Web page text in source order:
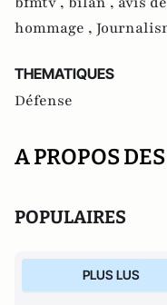
hommage ,
THEMATIQUES
Défense
A PROPOS
POPULAIRES
PLUS LUS